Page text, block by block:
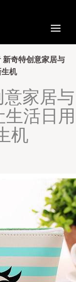
新奇特创意家居与
生机
家居与
活日用
机